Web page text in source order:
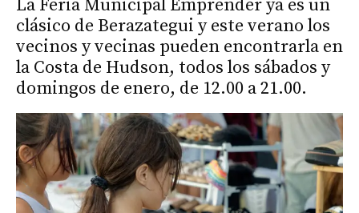
La Feria Municipal Emprender ya es un
clásico de Berazategui y este verano los
vecinos y vecinas pueden encontrarla en
la Costa de Hudson, todos los sábados y
domingos de enero, de 12.00 a 21.00.